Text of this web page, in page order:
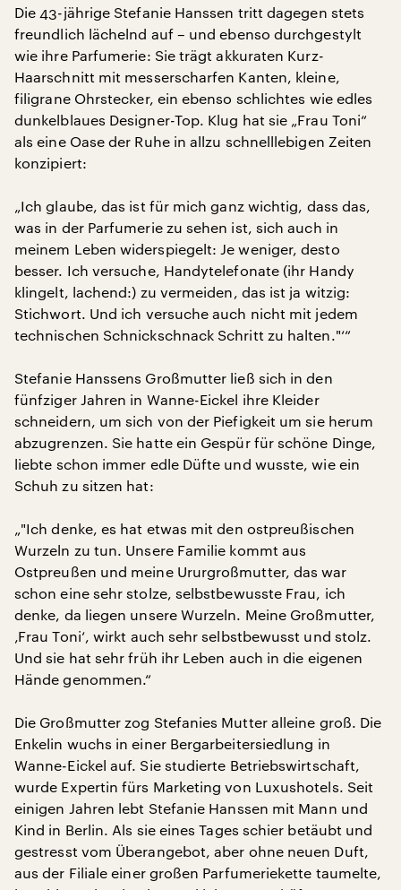
Die 43-jährige Stefanie Hanssen tritt dagegen stets
freundlich lächelnd auf – und ebenso durchgestylt
wie ihre Parfumerie: Sie trägt akkuraten Kurz-
Haarschnitt mit messerscharfen Kanten, kleine,
filigrane Ohrstecker, ein ebenso schlichtes wie edles
dunkelblaues Designer-Top. Klug hat sie „Frau Toni“
als eine Oase der Ruhe in allzu schnelllebigen Zeiten
konzipiert:
„Ich glaube, das ist für mich ganz wichtig, dass das,
was in der Parfumerie zu sehen ist, sich auch in
meinem Leben widerspiegelt: Je weniger, desto
besser. Ich versuche, Handytelefonate (ihr Handy
klingelt, lachend:) zu vermeiden, das ist ja witzig:
Stichwort. Und ich versuche auch nicht mit jedem
technischen Schnickschnack Schritt zu halten."‘“
Stefanie Hanssens Großmutter ließ sich in den
fünfziger Jahren in Wanne-Eickel ihre Kleider
schneidern, um sich von der Piefigkeit um sie herum
abzugrenzen. Sie hatte ein Gespür für schöne Dinge,
liebte schon immer edle Düfte und wusste, wie ein
Schuh zu sitzen hat:
„"Ich denke, es hat etwas mit den ostpreußischen
Wurzeln zu tun. Unsere Familie kommt aus
Ostpreußen und meine Ururgroßmutter, das war
schon eine sehr stolze, selbstbewusste Frau, ich
denke, da liegen unsere Wurzeln. Meine Großmutter,
‚Frau Toni‘, wirkt auch sehr selbstbewusst und stolz.
Und sie hat sehr früh ihr Leben auch in die eigenen
Hände genommen.“
Die Großmutter zog Stefanies Mutter alleine groß. Die
Enkelin wuchs in einer Bergarbeitersiedlung in
Wanne-Eickel auf. Sie studierte Betriebswirtschaft,
wurde Expertin fürs Marketing von Luxushotels. Seit
einigen Jahren lebt Stefanie Hanssen mit Mann und
Kind in Berlin. Als sie eines Tages schier betäubt und
gestresst vom Überangebot, aber ohne neuen Duft,
aus der Filiale einer großen Parfumeriekette taumelte,